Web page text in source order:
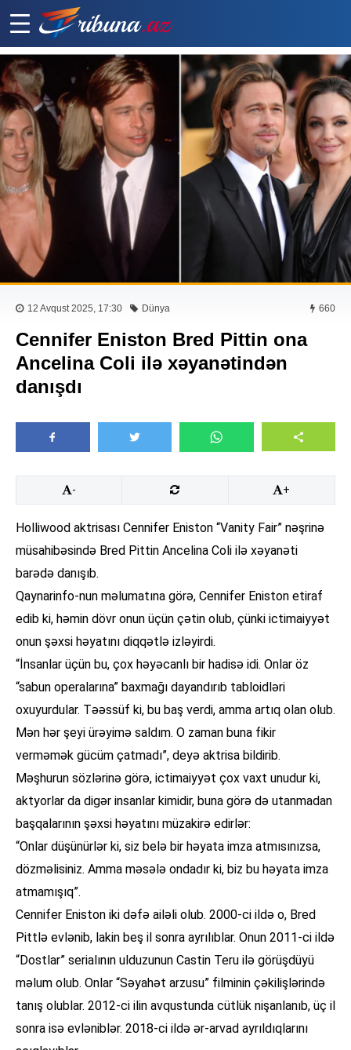
12 Avqust 2025, 17:30 Dünya 660
Cennifer Eniston Bred Pittin ona
Ancelina Coli ilə xəyanətindən
danışdı
- +
Holliwood aktrisası Cennifer Eniston “Vanity Fair” nəşrinə
müsahibəsində Bred Pittin Ancelina Coli ilə xəyanəti
barədə danışıb.
Qaynarinfo-nun məlumatına görə, Cennifer Eniston etiraf
edib ki, həmin dövr onun üçün çətin olub, çünki ictimaiyyət
onun şəxsi həyatını diqqətlə izləyirdi.
“İnsanlar üçün bu, çox həyəcanlı bir hadisə idi. Onlar öz
“sabun operalarına” baxmağı dayandırıb tabloidləri
oxuyurdular. Təəssüf ki, bu baş verdi, amma artıq olan olub.
Mən hər şeyi ürəyimə saldım. O zaman buna fikir
verməmək gücüm çatmadı”, deyə aktrisa bildirib.
Məşhurun sözlərinə görə, ictimaiyyət çox vaxt unudur ki,
aktyorlar da digər insanlar kimidir, buna görə də utanmadan
başqalarının şəxsi həyatını müzakirə edirlər:
“Onlar düşünürlər ki, siz belə bir həyata imza atmısınızsa,
dözməlisiniz. Amma məsələ ondadır ki, biz bu həyata imza
atmamışıq”.
Cennifer Eniston iki dəfə ailəli olub. 2000-ci ildə o, Bred
Pittlə evlənib, lakin beş il sonra ayrılıblar. Onun 2011-ci ildə
“Dostlar” serialının ulduzunun Castin Teru ilə görüşdüyü
məlum olub. Onlar “Səyahət arzusu” filminin çəkilişlərində
tanış olublar. 2012-ci ilin avqustunda cütlük nişanlanıb, üç il
sonra isə evləniblər. 2018-ci ildə ər-arvad ayrıldıqlarını